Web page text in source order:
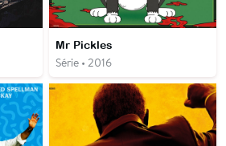
Mr Pickles
Série • 2016